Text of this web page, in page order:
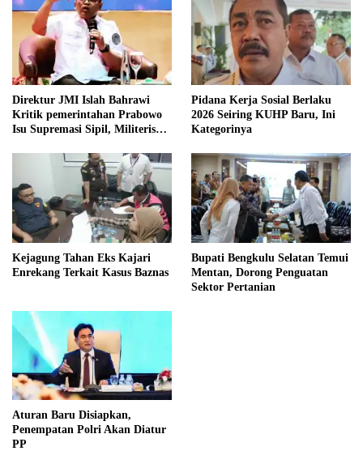
Direktur JMI Islah Bahrawi
Kritik pemerintahan Prabowo
Isu Supremasi Sipil, Militerisasi,
Pidana Kerja Sosial Berlaku
2026 Seiring KUHP Baru, Ini
Kategorinya
Kejagung Tahan Eks Kajari
Enrekang Terkait Kasus Baznas
Bupati Bengkulu Selatan Temui
Mentan, Dorong Penguatan
Sektor Pertanian
Aturan Baru Disiapkan,
Penempatan Polri Akan Diatur
PP